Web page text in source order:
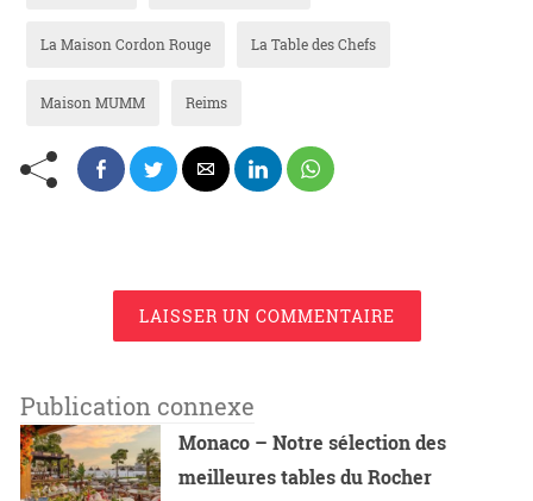
La Maison Cordon Rouge La Table des Chefs
Maison MUMM Reims
LAISSER UN COMMENTAIRE
Publication connexe
Monaco – Notre sélection des
meilleures tables du Rocher